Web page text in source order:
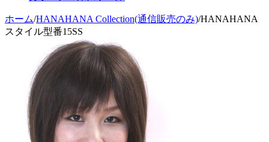
ホーム/HANAHANA Collection(通信販売のみ)/HANAHANA
スタイル型番15SS